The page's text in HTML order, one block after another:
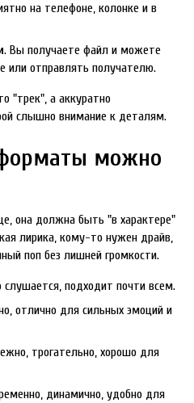
на телефоне, колонке и в
. Вы получаете файл и можете
или отправлять получателю.
"трек", а аккуратно
слышно внимание к деталям.
можно
она должна быть "в характере"
лирика, кому-то нужен драйв,
поп без лишней громкости.
слушается, подходит почти всем.
отлично для сильных эмоций и
трогательно, хорошо для
динамично, удобно для